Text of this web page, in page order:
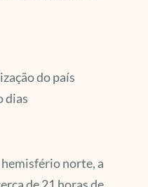
do país
dias
norte, a
de 21 horas de